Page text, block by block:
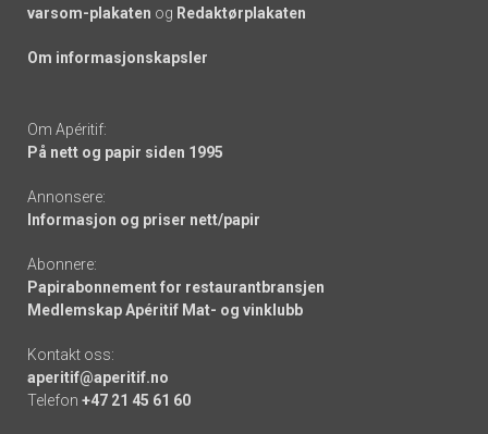
varsom-plakaten og Redaktørplakaten
Om informasjonskapsler
Om Apéritif:
På nett og papir siden 1995
Annonsere:
Informasjon og priser nett/papir
Abonnere:
Papirabonnement for restaurantbransjen
Medlemskap Apéritif Mat- og vinklubb
Kontakt oss:
aperitif@aperitif.no
Telefon +47 21 45 61 60